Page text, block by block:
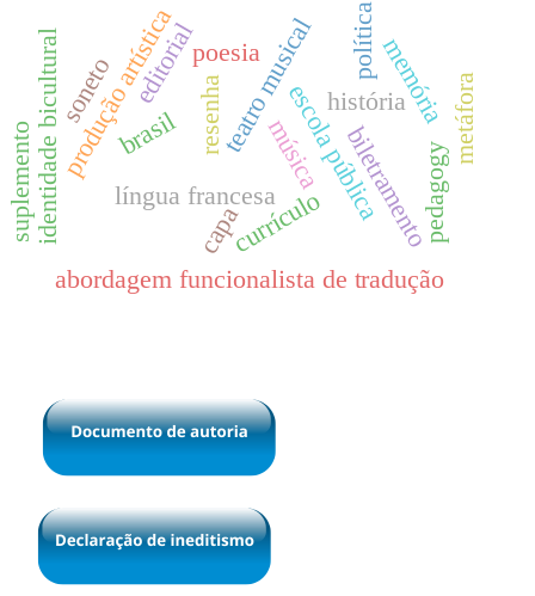
teatro musical
brasil
história
resenha
editorial
língua francesa escola pública
currículo
memória
produção artística
biletramento
identidade bicultural capa
suplemento
abordagem funcionalista de tradução
poesia
música
soneto
pedagogy
metáfora
política